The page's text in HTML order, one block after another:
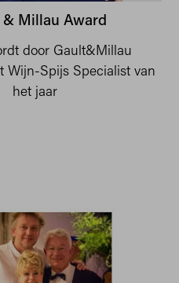
& Millau Award
door Gault&Millau
Wijn-Spijs Specialist van
het jaar